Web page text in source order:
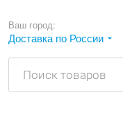
Ваш город:
Доставка по России